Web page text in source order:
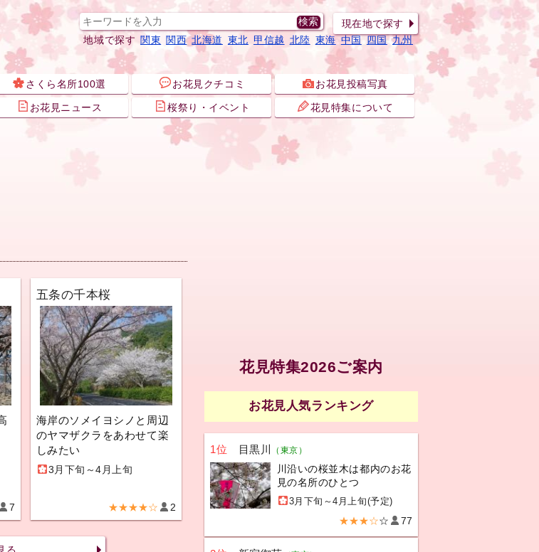
現在地で探す
地域で探す 関東 関西 北海道 東北 甲信越 北陸 東海 中国 四国 九州
さくら名所100選 お花見クチコミ お花見投稿写真
お花見ニュース 桜祭り・イベント 花見特集について
7
五条の千本桜
海岸のソメイヨシノと周辺
のヤマザクラをあわせて楽
しみたい
3月下旬～4月上旬
★★★★☆ 2
る
花見特集2026ご案内
お花見人気ランキング
1位 目黒川 （東京）
川沿いの桜並木は都内のお花
見の名所のひとつ
3月下旬～4月上旬(予定)
★★★☆☆ 77